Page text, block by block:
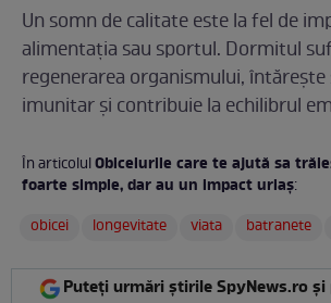
Un somn de calitate este la fel de
alimentația sau sportul. Dormitul
regenerarea organismului,
imunitar și contribuie la echilibrul
În articolulObiceiurile care te ajută sa
foarte simple, dar au un impact uriaș:
obicei
longevitate viata batranete
Puteți urmări știrile SpyNews.ro și